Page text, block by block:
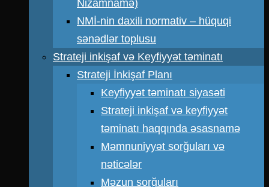
Nizamnamə)
NMİ-nin daxili normativ – hüquqi
sənədlər toplusu
Strateji inkişaf və Keyfiyyət təminatı
Strateji İnkişaf Planı
Keyfiyyət təminatı siyasəti
Strateji inkişaf və keyfiyyət
təminatı haqqında əsasnamə
Məmnuniyyət sorğuları və
nəticələr
Məzun sorğuları